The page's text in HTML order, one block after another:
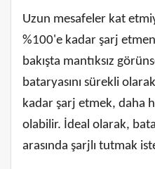
Uzun mesafeler kat
%100'e kadar şarj
bakışta mantıksız
bataryasını sürekli
kadar şarj etmek, daha
olabilir. İdeal olarak,
arasında şarjlı tutmak